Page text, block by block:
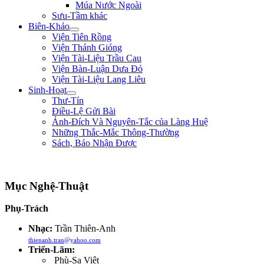
Múa Nước Ngoài
Sưu-Tầm khác
Biên-Khảo
Viện Tiên Rồng
Viện Thánh Gióng
Viện Tài-Liệu Trầu Cau
Viện Bàn-Luận Dưa Đỏ
Viện Tài-Liệu Lang Liêu
Sinh-Hoạt
Thư-Tín
Điều-Lệ Gửi Bài
Ảnh-Đích Và Nguyên-Tắc của Làng Huệ
Những Thắc-Mắc Thông-Thường
Sách, Báo Nhận Được
Mục Nghệ-Thuật
Phụ-Trách
Nhạc: Trần Thiên-Anh
thienanh.tran@yahoo.com
Triển-Lãm:
Phù-Sa Việt